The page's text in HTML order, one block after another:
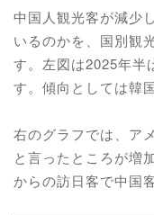
中国人観光客が減少
いるのかを、国別観
す。左図は2025年半
す。傾向としては韓
右のグラフでは、ア
と言ったところが増
からの訪日客で中国